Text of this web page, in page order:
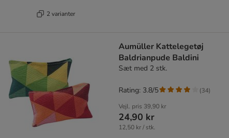
2 varianter
Aumüller Kattelegetøj
Baldrianpude Baldini
Sæt med 2 stk.
Vejl. pris 39,90 kr
24,90 kr
12,50 kr / stk.
Rating: 3.8/5 (34)